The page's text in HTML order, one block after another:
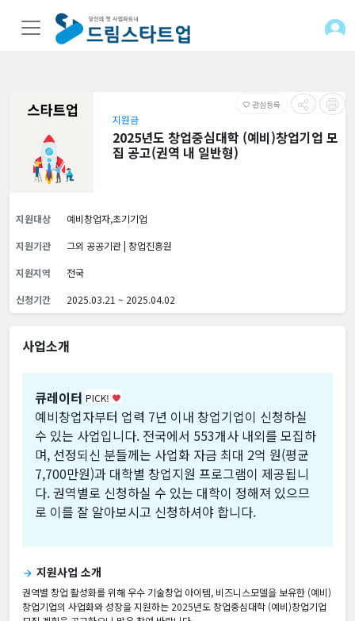
favorite_border 관심등록
지원금
2025년도 창업중심대학 (예비)창업기업 모
집 공고(권역 내 일반형)
지원대상
예비창업자,초기기업
지원기관
그외 공공기관 | 창업진흥원
지원지역
전국
신청기간
2025.03.21 ~ 2025.04.02
사업소개
큐레이터 PICK! favorite
예비창업자부터 업력 7년 이내 창업기업이 신청하실
수 있는 사업입니다. 전국에서 553개사 내외를 모집하
며, 선정되신 분들께는 사업화 자금 최대 2억 원(평균
7,700만원)과 대학별 창업지원 프로그램이 제공됩니
다. 권역별로 신청하실 수 있는 대학이 정해져 있으므
로 이를 잘 알아보시고 신청하셔야 합니다.
arrow_forward 지원사업 소개
권역별 창업 활성화를 위해 우수 기술창업 아이템, 비즈니스모델을 보유한 (예비)
창업기업의 사업화와 성장을 지원하는 2025년도 창업중심대학 (예비)창업기업